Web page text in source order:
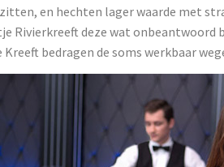
en hechten lager waarde met
Rivierkreeft deze wat
bedragen de soms werkbaar